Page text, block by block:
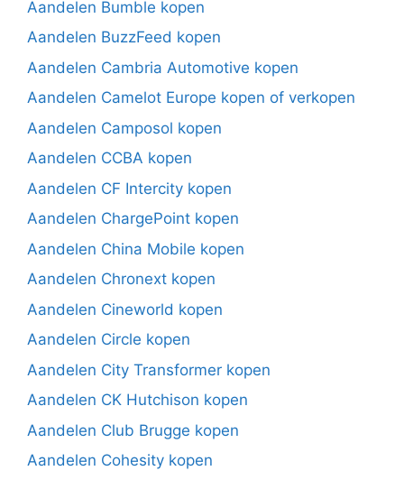
Aandelen Bumble kopen
Aandelen BuzzFeed kopen
Aandelen Cambria Automotive kopen
Aandelen Camelot Europe kopen of verkopen
Aandelen Camposol kopen
Aandelen CCBA kopen
Aandelen CF Intercity kopen
Aandelen ChargePoint kopen
Aandelen China Mobile kopen
Aandelen Chronext kopen
Aandelen Cineworld kopen
Aandelen Circle kopen
Aandelen City Transformer kopen
Aandelen CK Hutchison kopen
Aandelen Club Brugge kopen
Aandelen Cohesity kopen